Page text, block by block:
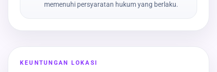
memenuhi persyaratan hukum yang berlaku.
KEUNTUNGAN LOKASI